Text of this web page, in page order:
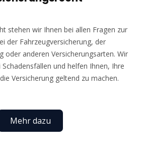
stehen wir Ihnen bei allen Fragen zur
der Fahrzeugversicherung, der
oder anderen Versicherungsarten. Wir
und helfen Ihnen, Ihre
Versicherung geltend zu machen.
Mehr dazu